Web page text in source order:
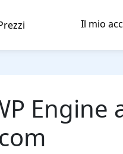
Il mio
Engine